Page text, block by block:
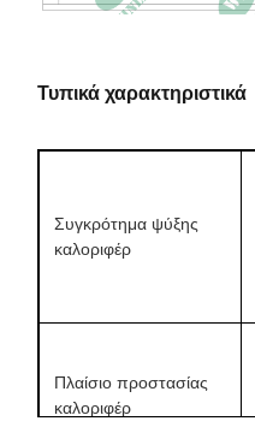
Τυπικά χαρακτηριστικά
Συγκρότημα ψύξης
καλοριφέρ
Πλαίσιο προστασίας
καλοριφέρ